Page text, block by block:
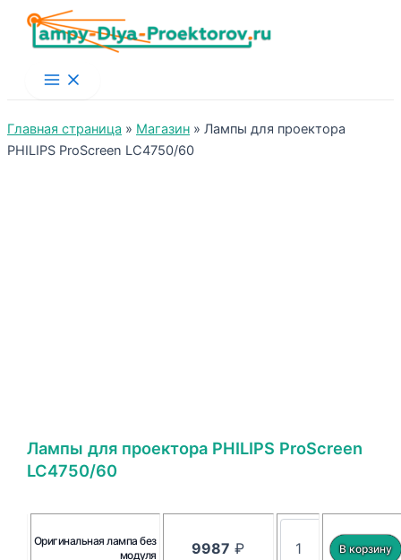
Main
Menu
Главная страница » Магазин » Лампы для проектора
PHILIPS ProScreen LC4750/60
Лампы для проектора PHILIPS ProScreen
LC4750/60
Оригинальная лампа без
модуля
9987 ₽